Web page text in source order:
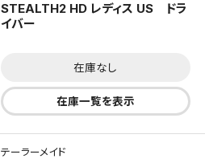
STEALTH2 HD レディス US ドラ
イバー
在庫なし
在庫一覧を表示
テーラーメイド